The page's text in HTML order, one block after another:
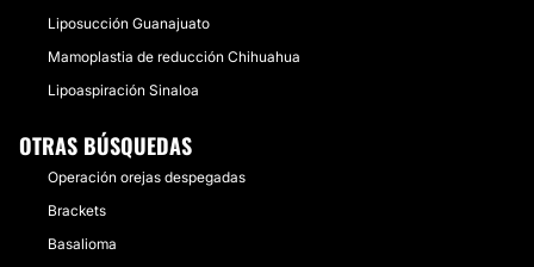
Liposucción Guanajuato
Mamoplastia de reducción Chihuahua
Lipoaspiración Sinaloa
OTRAS BÚSQUEDAS
Operación orejas despegadas
Brackets
Basalioma